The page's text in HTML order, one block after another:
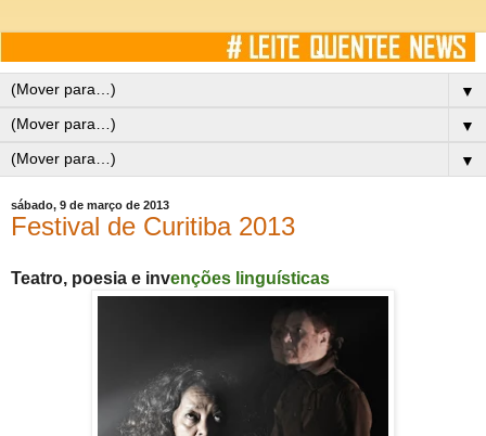
▼
▼
▼
sábado, 9 de março de 2013
Festival de Curitiba 2013
Teatro, poesia e invenções linguísticas